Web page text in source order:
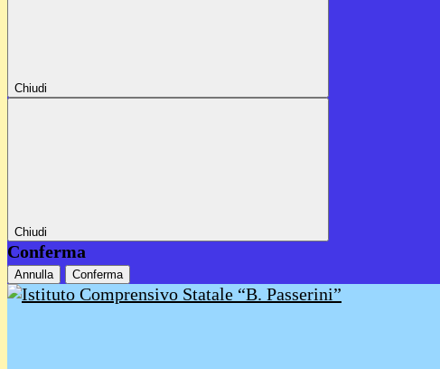
Chiudi
Chiudi
Conferma
Annulla Conferma